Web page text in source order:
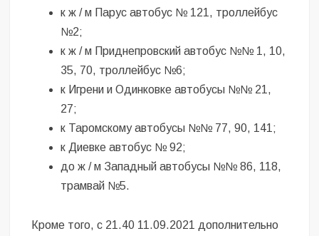
к ж / м Парус автобус № 121, троллейбус
№2;
к ж / м Приднепровский автобус №№ 1, 10,
35, 70, троллейбус №6;
к Игрени и Одинковке автобусы №№ 21,
27;
к Таромскому автобусы №№ 77, 90, 141;
к Диевке автобус № 92;
до ж / м Западный автобусы №№ 86, 118,
трамвай №5.
Кроме того, с 21.40 11.09.2021 дополнительно